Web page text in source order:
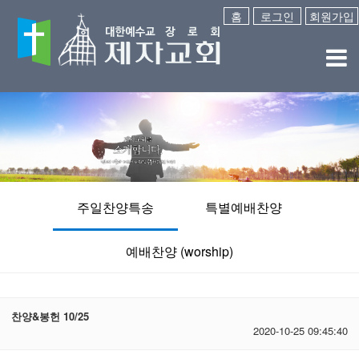
홈 로그인 회원가입
주일찬양특송 특별예배찬양
예배찬양 (worship)
찬양&봉헌 10/25
2020-10-25 09:45:40